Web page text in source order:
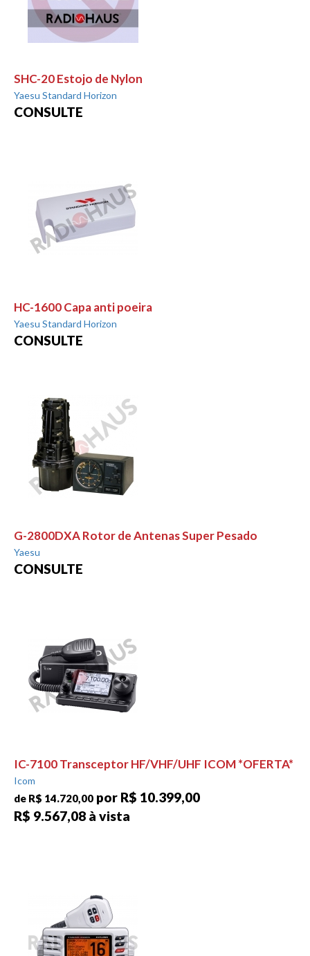
SHC-20 Estojo de Nylon
Yaesu Standard Horizon
CONSULTE
HC-1600 Capa anti poeira
Yaesu Standard Horizon
CONSULTE
G-2800DXA Rotor de Antenas Super Pesado
Yaesu
CONSULTE
IC-7100 Transceptor HF/VHF/UHF ICOM *OFERTA*
Icom
de R$ 14.720,00 por R$ 10.399,00
R$ 9.567,08 à vista